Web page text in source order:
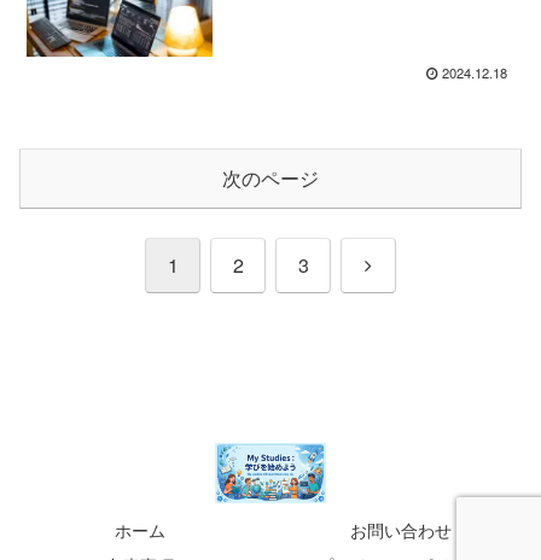
2024.12.18
次のページ
1 2 3
次
ホーム
お問い合わせ